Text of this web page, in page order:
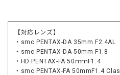
【対応レンズ】
・smc PENTAX-DA 35mm F2.4AL
・smc PENTAX-DA 50mm F1.8
・HD PENTAX-FA 50ｍｍF1.4
・smc PENTAX-FA 50mmF1.4